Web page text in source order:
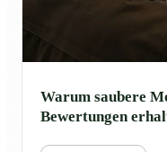
Warum saubere
Bewertungen